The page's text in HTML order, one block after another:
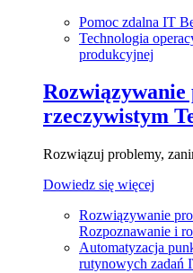
Pomoc zdalna IT
Technologia
produkcyjnej
Rozwiązywanie
rzeczywistym
Rozwiązuj problemy,
Dowiedz się więcej
Rozwiązywanie
Rozpoznawanie i
Automatyzacja
rutynowych zadań